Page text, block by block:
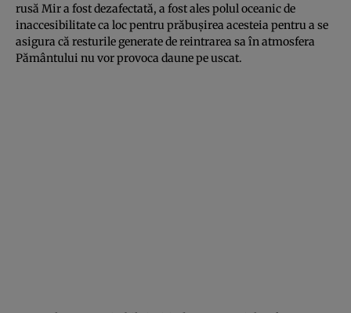
rusă Mir a fost dezafectată, a fost ales polul oceanic de
inaccesibilitate ca loc pentru prăbușirea acesteia pentru a se
asigura că resturile generate de reintrarea sa în atmosfera
Pământului nu vor provoca daune pe uscat.